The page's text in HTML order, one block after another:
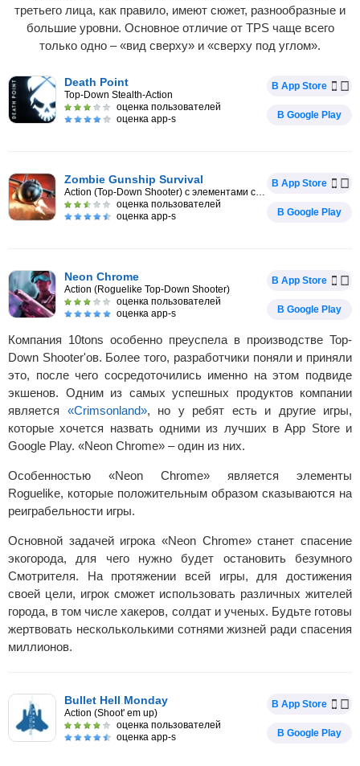
третьего лица, как правило, имеют сюжет, разнообразные и
большие уровни. Основное отличие от TPS чаще всего
только одно – «вид сверху» и «сверху под углом».
Death Point
Top-Down Stealth-Action
оценка пользователей
оценка app-s
В App Store
В Google Play
Zombie Gunship Survival
Action (Top-Down Shooter) с элементами стратегии
оценка пользователей
оценка app-s
В App Store
В Google Play
Neon Chrome
Action (Roguelike Top-Down Shooter)
оценка пользователей
оценка app-s
В App Store
В Google Play
Компания 10tons особенно преуспела в производстве Top-
Down Shooter'ов. Более того, разработчики поняли и приняли
это, после чего сосредоточились именно на этом подвиде
экшенов. Одним из самых успешных продуктов компании
является «Crimsonland», но у ребят есть и другие игры,
которые хочется назвать одними из лучших в App Store и
Google Play. «Neon Chrome» – один из них.
Особенностью «Neon Chrome» является элементы
Roguelike, которые положительным образом сказываются на
реиграбельности игры.
Основной задачей игрока «Neon Chrome» станет спасение
экогорода, для чего нужно будет остановить безумного
Смотрителя. На протяжении всей игры, для достижения
своей цели, игрок сможет использовать различных жителей
города, в том числе хакеров, солдат и ученых. Будьте готовы
жертвовать нескольколькими сотнями жизней ради спасения
миллионов.
Bullet Hell Monday
Action (Shoot' em up)
оценка пользователей
оценка app-s
В App Store
В Google Play